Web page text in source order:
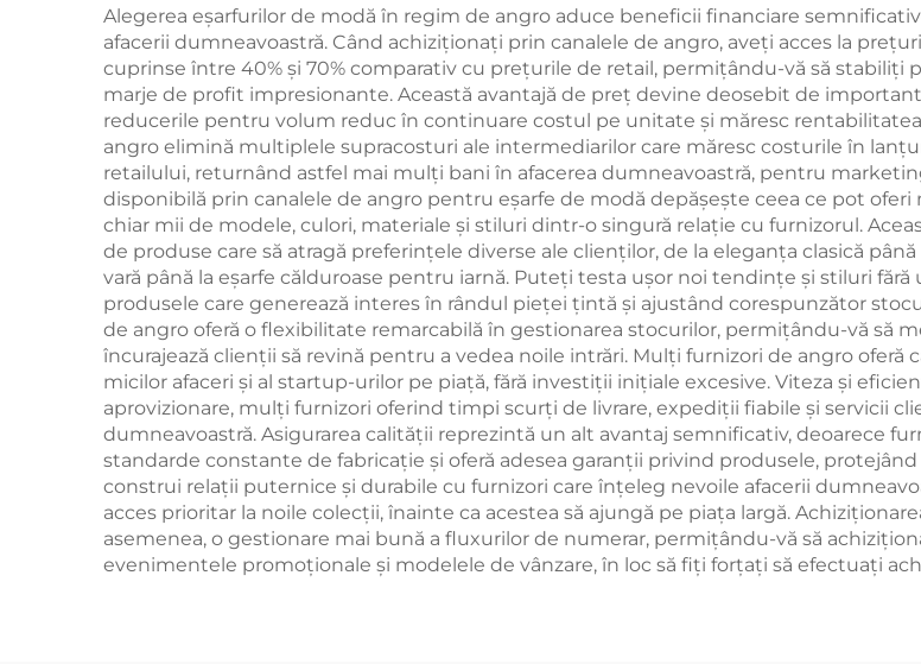
Alegerea eşarfurilor de modă în regim de angro aduce beneficii financiare
afacerii dumneavoastră. Când achiziționați prin canalele de angro, aveți acces la
cuprinse între 40% și 70% comparativ cu prețurile de retail, permițându-vă să
marje de profit impresionante. Această avantajă de preț devine deosebit de
reducerile pentru volum reduc în continuare costul pe unitate și măresc
angro elimină multiplele supracosturi ale intermediarilor care măresc costurile în
retailului, returnând astfel mai mulți bani în afacerea dumneavoastră, pentru
disponibilă prin canalele de angro pentru eşarfe de modă depășește ceea ce pot
chiar mii de modele, culori, materiale și stiluri dintr-o singură relație cu furnizorul.
de produse care să atragă preferințele diverse ale clienților, de la eleganța clasică
vară până la eşarfe călduroase pentru iarnă. Puteți testa ușor noi tendințe și stiluri
produsele care generează interes în rândul pieței țintă și ajustând corespunzător
de angro oferă o flexibilitate remarcabilă în gestionarea stocurilor, permițându-vă să
încurajează clienții să revină pentru a vedea noile intrări. Mulți furnizori de angro
micilor afaceri și al startup-urilor pe piață, fără investiții inițiale excesive. Viteza și
aprovizionare, mulți furnizori oferind timpi scurți de livrare, expediții fiabile și servicii
dumneavoastră. Asigurarea calității reprezintă un alt avantaj semnificativ, deoarece
standarde constante de fabricație și oferă adesea garanții privind produsele,
construi relații puternice și durabile cu furnizori care înțeleg nevoile afacerii
acces prioritar la noile colecții, înainte ca acestea să ajungă pe piața largă.
asemenea, o gestionare mai bună a fluxurilor de numerar, permițându-vă să
evenimentele promoționale și modelele de vânzare, în loc să fiți forțați să efectuați